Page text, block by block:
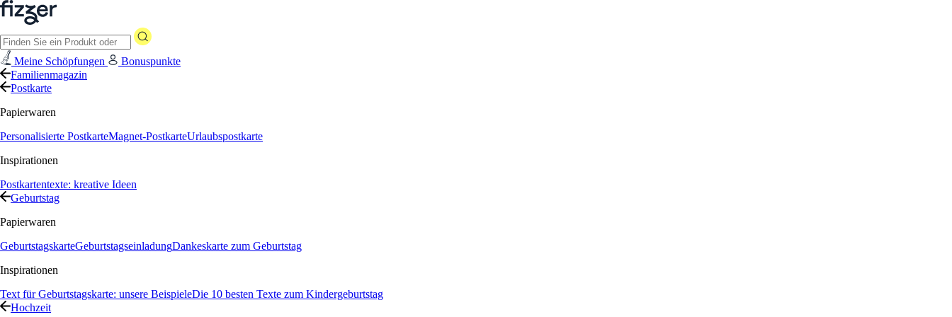
Meine Schöpfungen
Bonuspunkte
Familienmagazin
Postkarte
Papierwaren
Personalisierte PostkarteMagnet-PostkarteUrlaubspostkarte
Inspirationen
Postkartentexte: kreative Ideen
Geburtstag
Papierwaren
GeburtstagskarteGeburtstagseinladungDankeskarte zum Geburtstag
Inspirationen
Text für Geburtstagskarte: unsere BeispieleDie 10 besten Texte zum Kindergeburtstag
Hochzeit